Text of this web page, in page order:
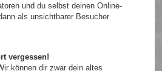
und du selbst deinen Online-
als unsichtbarer Besucher
vergessen!
können dir zwar dein altes